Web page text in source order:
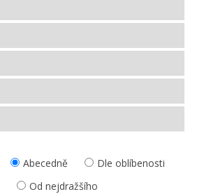
Abecedně
Dle oblíbenosti
Od nejdražšího